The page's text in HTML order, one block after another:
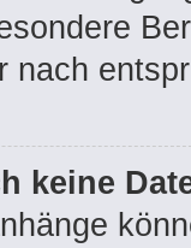
nach
keine